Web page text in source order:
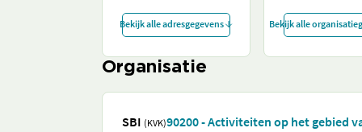
Bekijk alle adresgegevens Bekijk alle
Organisatie
SBI (KVK)90200 - Activiteiten op het gebied